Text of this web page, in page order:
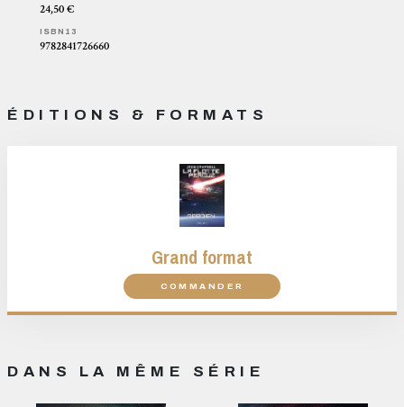
24,50 €
ISBN13
9782841726660
ÉDITIONS & FORMATS
Grand format
COMMANDER
DANS LA MÊME SÉRIE